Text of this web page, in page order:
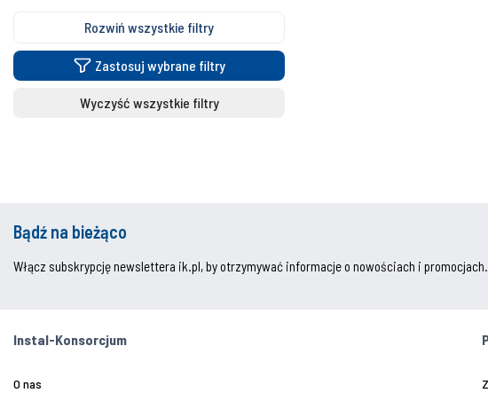
Rozwiń wszystkie filtry
Zastosuj wybrane filtry
Wyczyść wszystkie filtry
Bądź na bieżąco
Włącz subskrypcję newslettera ik.pl, by otrzymywać informacje o nowościach i promocjach.
Instal-Konsorcjum
O nas